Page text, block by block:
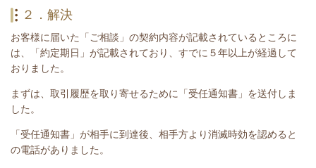
２．解決
お客様に届いた
「ご相談」の契約内容が記載されているところに
は、「約定期日」が記載されており、すでに５年以上が経過して
おりました。
まずは、取引履歴を取り寄せるために「受任通知書」を送付しま
した。
「受任通知書」が相手に到達後、相手方より消滅時効を認めると
の電話がありました。